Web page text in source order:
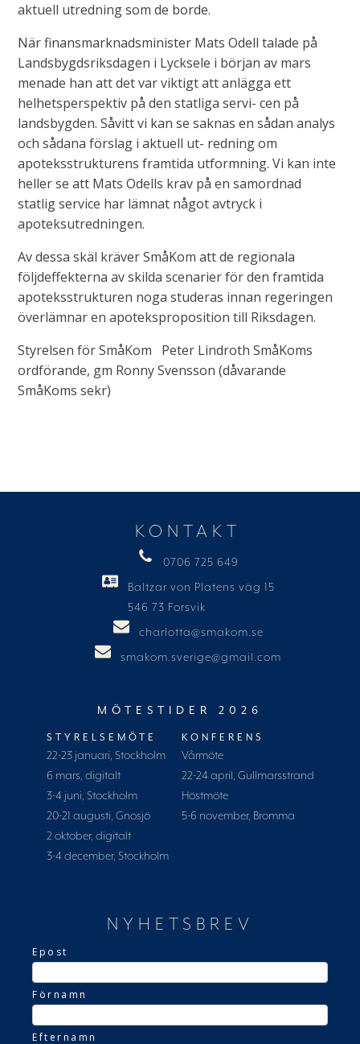
aktuell utredning som de borde.
När finansmarknadsminister Mats Odell talade på
Landsbygdsriksdagen i Lycksele i början av mars
menade han att det var viktigt att anlägga ett
helhetsperspektiv på den statliga servi- cen på
landsbygden. Såvitt vi kan se saknas en sådan analys
och sådana förslag i aktuell ut- redning om
apoteksstrukturens framtida utformning. Vi kan inte
heller se att Mats Odells krav på en samordnad
statlig service har lämnat något avtryck i
apoteksutredningen.
Av dessa skäl kräver SmåKom att de regionala
följdeffekterna av skilda scenarier för den framtida
apoteksstrukturen noga studeras innan regeringen
överlämnar en apoteksproposition till Riksdagen.
Styrelsen för SmåKom Peter Lindroth SmåKoms
ordförande, gm Ronny Svensson (dåvarande
SmåKoms sekr)
KONTAKT
0706 725 649
Baltzar von Platens väg 15
546 73 Forsvik
charlotta@smakom.se
smakom.sverige@gmail.com
MÖTESTIDER 2026
STYRELSEMÖTE
22-23 januari, Stockholm
6 mars, digitalt
3-4 juni, Stockholm
20-21 augusti, Gnosjö
2 oktober, digitalt
3-4 december, Stockholm
KONFERENS
Vårmöte
22-24 april, Gullmarsstrand
Höstmöte
5-6 november, Bromma
NYHETSBREV
Epost
Förnamn
Efternamn